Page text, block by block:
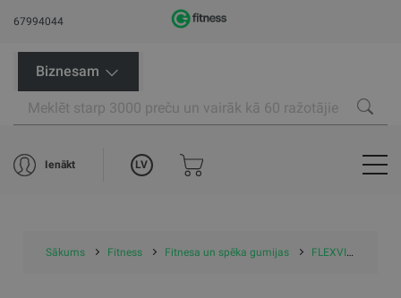
67994044
Biznesam
Ienākt LV
Sākums Fitness Fitnesa un spēka gumijas FLEXVIT treniņu gumijas